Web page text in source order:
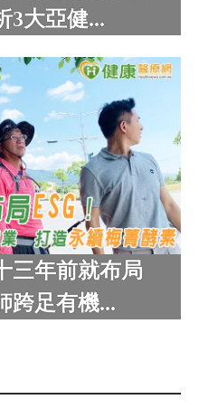
3大亞健...
三年前就布局
跨足有機...